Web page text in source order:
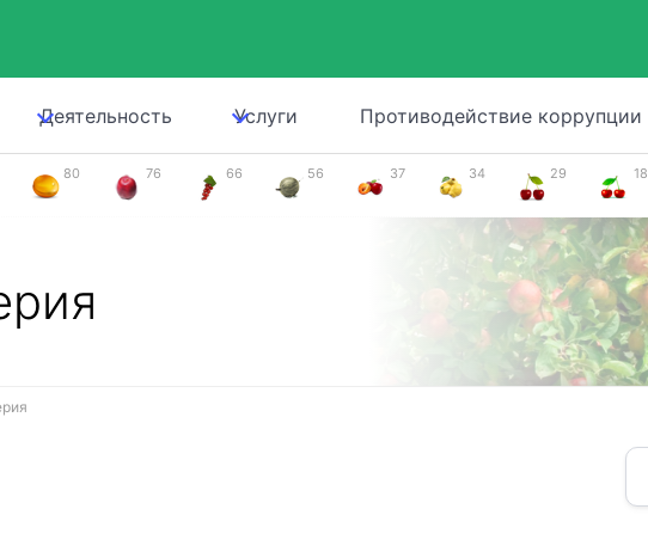
Деятельность Услуги Противодействие коррупции
80 76 66 56 37 34 29 18